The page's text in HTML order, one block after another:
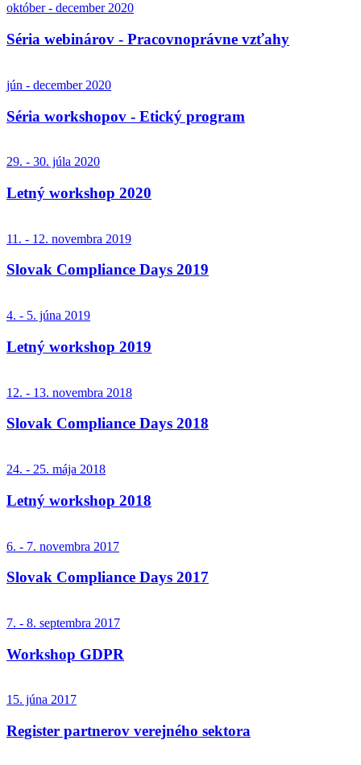
október - december 2020
Séria webinárov - Pracovnoprávne vzťahy
jún - december 2020
Séria workshopov - Etický program
29. - 30. júla 2020
Letný workshop 2020
11. - 12. novembra 2019
Slovak Compliance Days 2019
4. - 5. júna 2019
Letný workshop 2019
12. - 13. novembra 2018
Slovak Compliance Days 2018
24. - 25. mája 2018
Letný workshop 2018
6. - 7. novembra 2017
Slovak Compliance Days 2017
7. - 8. septembra 2017
Workshop GDPR
15. júna 2017
Register partnerov verejného sektora